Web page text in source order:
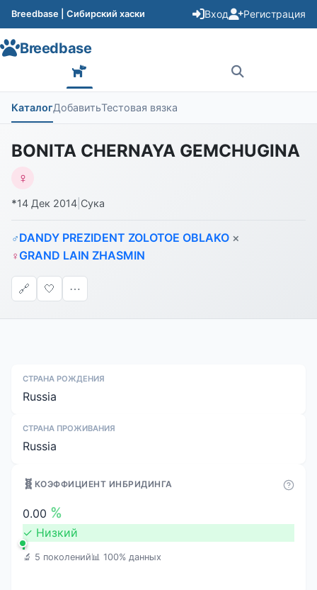
Breedbase | Сибирский хаски Вход Регистрация
Breedbase
КаталогДобавитьТестовая вязка
BONITA CHERNAYA GEMCHUGINA
♀
*14 Дек 2014 Сука
♂DANDY PREZIDENT ZOLOTOE OBLAKO ×
♀GRAND LAIN ZHASMIN
🔗 🤍 ⋯
СТРАНА РОЖДЕНИЯ
Russia
СТРАНА ПРОЖИВАНИЯ
Russia
🧬 КОЭФФИЦИЕНТ ИНБРИДИНГА
0.00 %
✓ Низкий
🔬 5 поколений📊 100% данных